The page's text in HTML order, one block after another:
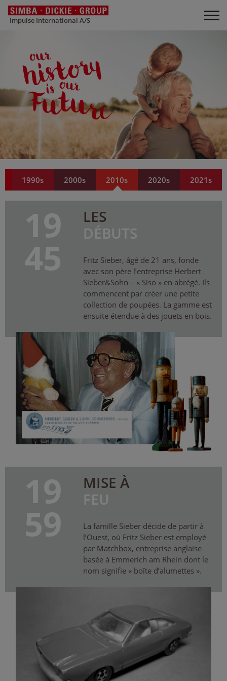
Impulse International A/S
1990s 2000s 2010s 2020s 2021s
19
45
LES
DÉBUTS
Fritz Sieber, âgé de 21 ans, fonde
avec son père l’entreprise Herbert
Sieber&Sohn – « Siso » en abrégé. Ils
commencent par créer une petite
collection de poupées. La gamme est
ensuite étendue à des jouets en bois.
19
59
MISE À
FEU
La famille Sieber décide de partir à
l’Ouest, où Fritz Sieber est employé
par Matchbox, entreprise anglaise
basée à Emmerich am Rhein dont le
nom signifie « boîte d’alumettes ».